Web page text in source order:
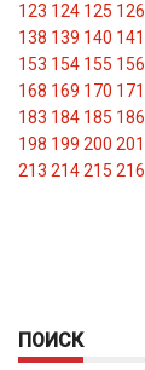
123 124 125 126
138 139 140 141
153 154 155 156
168 169 170 171
183 184 185 186
198 199 200 201
213 214215 216
ПОИСК